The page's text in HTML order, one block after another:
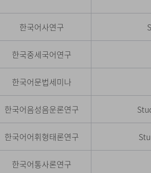
한국어사연구
한국중세국어연구
한국어문법세미나
한국어음성음운론연구
한국어어휘형태론연구
한국어통사론연구